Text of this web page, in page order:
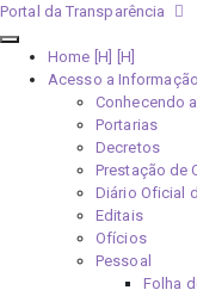
Portal da Transparência
Home [H]
Acesso a Informação
Conhecendo
Portarias
Decretos
Prestação de
Diário Oficial
Editais
Ofícios
Pessoal
Folha